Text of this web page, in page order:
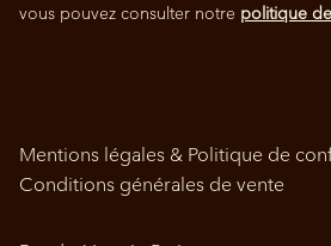
vous pouvez consulter notre politique
Mentions légales & Politique de
Conditions générales de vente